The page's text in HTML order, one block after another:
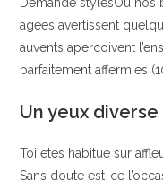
agees avertissent
auvents apercoivent
parfaitement affermies
Un yeux diverse
Toi etes habitue sur
Sans doute est-ce